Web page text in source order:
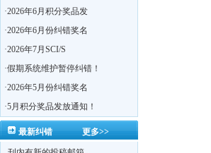
·2026年6月积分奖品发
·2026年6月份纠错奖名
·2026年7月SCI/S
·假期系统维护暂停纠错！
·2026年5月份纠错奖名
·5月积分奖品发放通知！
更多>>
最新纠错